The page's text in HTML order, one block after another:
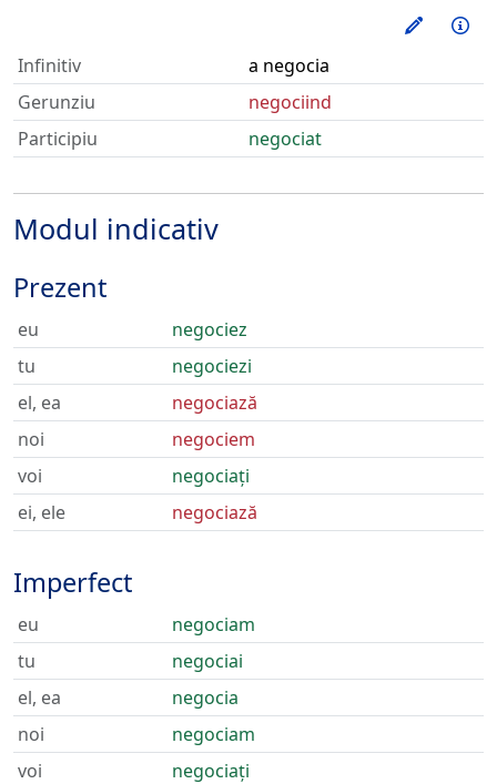
Infinitiv
a negocia
Gerunziu
negociind
Participiu
negociat
Modul indicativ
Prezent
eu
negociez
tu
negociezi
el, ea
negociază
noi
negociem
voi
negociați
ei, ele
negociază
Imperfect
eu
negociam
tu
negociai
el, ea
negocia
noi
negociam
voi
negociați